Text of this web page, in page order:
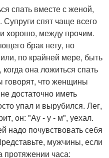
спать вместе с женой,
спят чаще всего
и хорошо, между прочим.
брак нету, но
по крайней мере, быть
она ложиться спать
говорят, что женщины
достаточно иметь
упал и вырубился. Лег,
он: "Ау - у - м", уехал.
надо почувствовать себя
мужчины, если
протяжении часа: